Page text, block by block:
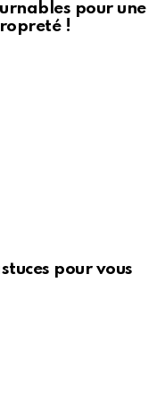
pour une
!
pour vous